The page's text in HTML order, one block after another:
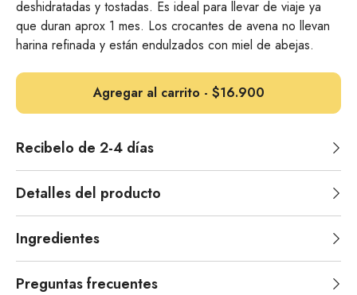
deshidratadas y tostadas. Es ideal para llevar de viaje ya
que duran aprox 1 mes. Los crocantes de avena no llevan
harina refinada y están endulzados con miel de abejas.
Agregar al carrito - $16.900
Recibelo de 2-4 días
Detalles del producto
Ingredientes
Preguntas frecuentes